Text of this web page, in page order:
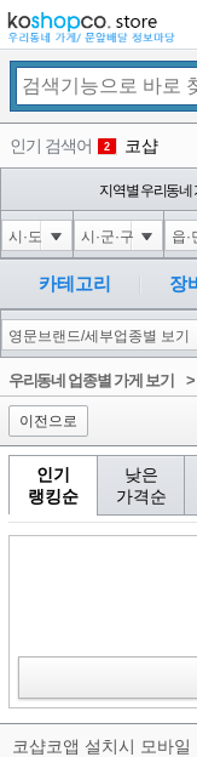
인기 검색어 2 코샵
3 익스
4 은계타운
5 미끄럼방
6 대성설렁
1
지역별 우리동네
카테고리 장
우리동네 업종별 가게 보기 >
이전으로
인기
랭킹순
낮은
가격순